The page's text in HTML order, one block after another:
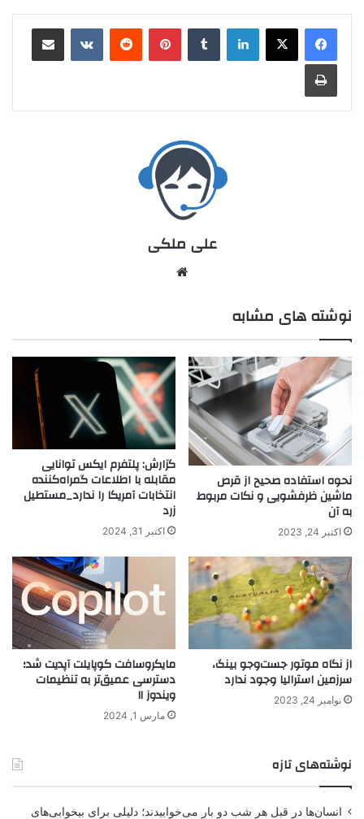
علی ملکی
نوشته های مشابه
نحوه استفاده صحیح از قرص‌
ماشین ظرفشویی و نکات مربوط
به آن
اکتبر 24, 2023
گزارش: پلتفرم ایکس توانایی
مقابله با اطلاعات گمراه‌کننده
انتخابات آمریکا را ندارد_مستطیل
زرد
اکتبر 31, 2024
از نگاه موتور جست‌و‌جو بینگ،
سرزمین استرالیا وجود ندارد
نوامبر 24, 2023
مایکروسافت کوپایلت آپدیت شد؛
دسترسی عمیق‌تر به تنظیمات
ویندوز ۱۱
مارس 1, 2024
نوشته‌های تازه
انسان‌ها در قبل هر شب دو بار می‌خوابیدند؛ دلیلی برای بیخوابی‌های